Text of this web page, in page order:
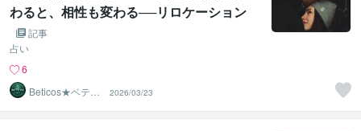
わると、相性も変わる──リロケーション
シナストリーという発見
記事
占い
6
Beticos★ベティ
コ 占星術師
2026/03/23